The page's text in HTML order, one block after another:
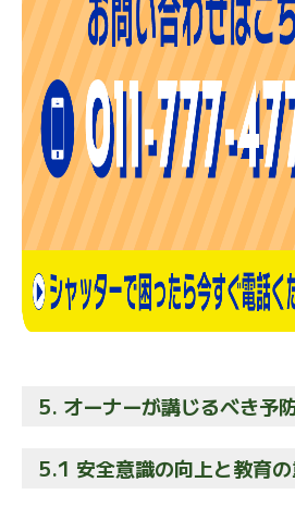
5. オーナーが講じるべき予
5.1 安全意識の向上と教育